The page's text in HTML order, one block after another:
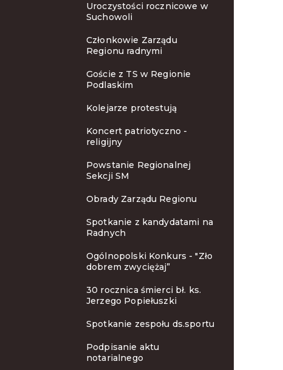
Uroczystości rocznicowe w
Suchowoli
Członkowie Zarządu
Regionu radnymi
Goście z TS w Regionie
Podlaskim
Kolejarze protestują
Koncert patriotyczno -
religijny
Powstanie Regionalnej
Sekcji SM
Obrady Zarządu Regionu
Spotkanie z kandydatami na
Radnych
Ogólnopolski Konkurs - "Zło
dobrem zwyciężaj”
30 rocznica śmierci bł. ks.
Jerzego Popiełuszki
Spotkanie zespołu ds.sportu
Podpisanie aktu
notarialnego